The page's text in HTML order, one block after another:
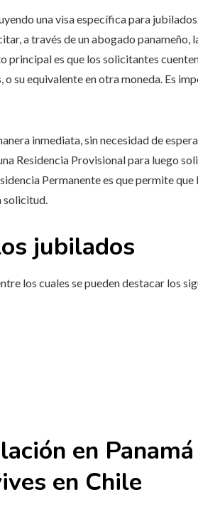
una visa específica para
a través de un abogado panameño,
principal es que los solicitantes
su equivalente en otra moneda. Es
inmediata, sin necesidad de
Residencia Provisional para luego
Permanente es que permite que
solicitud.
jubilados
los cuales se pueden destacar los
en
en Chile